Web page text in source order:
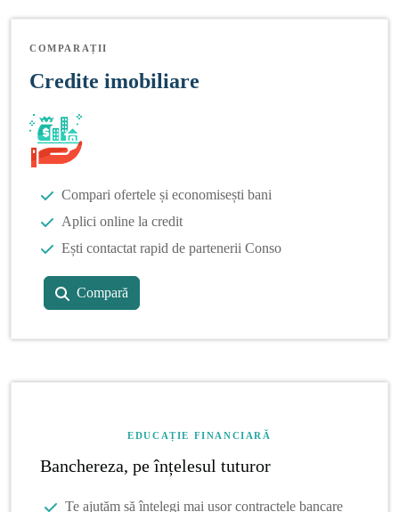
COMPARAȚII
Credite imobiliare
Compari ofertele și economisești bani
Aplici online la credit
Ești contactat rapid de partenerii Conso
Compară
EDUCAȚIE FINANCIARĂ
Banchereza, pe înțelesul tuturor
Te ajutăm să înțelegi mai ușor contractele bancare